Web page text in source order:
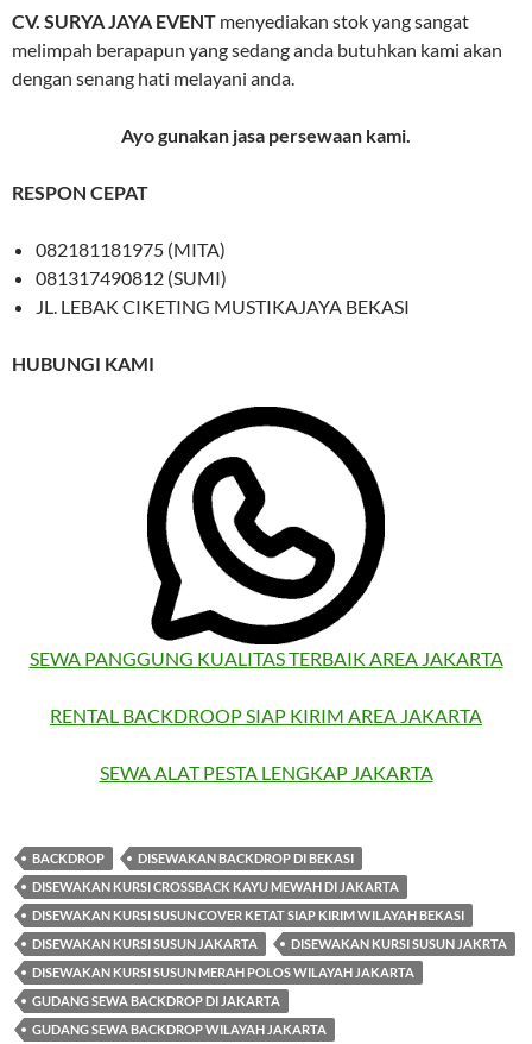
CV. SURYA JAYA EVENT menyediakan stok yang sangat
melimpah berapapun yang sedang anda butuhkan kami akan
dengan senang hati melayani anda.
Ayo gunakan jasa persewaan kami.
RESPON CEPAT
082181181975 (MITA)
081317490812 (SUMI)
JL. LEBAK CIKETING MUSTIKAJAYA BEKASI
HUBUNGI KAMI
SEWA PANGGUNG KUALITAS TERBAIK AREA JAKARTA
RENTAL BACKDROOP SIAP KIRIM AREA JAKARTA
SEWA ALAT PESTA LENGKAP JAKARTA
BACKDROP
DISEWAKAN BACKDROP DI BEKASI
DISEWAKAN KURSI CROSSBACK KAYU MEWAH DI JAKARTA
DISEWAKAN KURSI SUSUN COVER KETAT SIAP KIRIM WILAYAH BEKASI
DISEWAKAN KURSI SUSUN JAKARTA
DISEWAKAN KURSI SUSUN JAKRTA
DISEWAKAN KURSI SUSUN MERAH POLOS WILAYAH JAKARTA
GUDANG SEWA BACKDROP DI JAKARTA
GUDANG SEWA BACKDROP WILAYAH JAKARTA